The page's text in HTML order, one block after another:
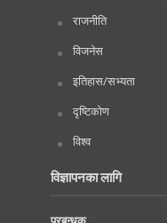
राजनीति
विजनेस
इतिहास/सभ्यता
दृष्टिकोण
विश्व
विज्ञापनका लागि